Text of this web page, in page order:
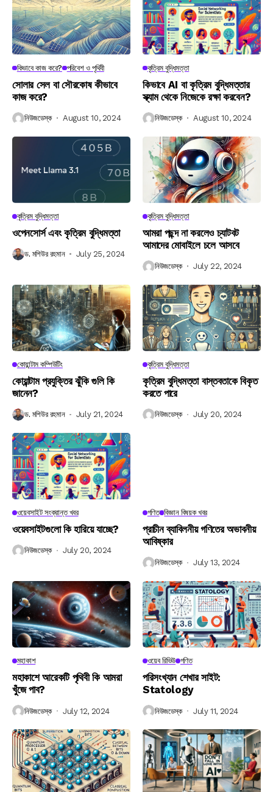
কিভাবে কাজ করে? পরিবেশ ও পৃথিবী
সোলার সেল বা সৌরকোষ কীভাবে
কাজ করে?
নিউজডেস্ক August 10, 2024
কৃত্রিম বুদ্ধিমত্তা
কিভাবে AI বা কৃত্রিম বুদ্ধিমত্তার
স্ক্যাম থেকে নিজেকে রক্ষা করবেন?
নিউজডেস্ক August 10, 2024
কৃত্রিম বুদ্ধিমত্তা
ওপেনসোর্স এবং কৃত্রিম বুদ্ধিমত্তা
ড. মশিউর রহমান July 25, 2024
কৃত্রিম বুদ্ধিমত্তা
আমরা পছন্দ না করলেও চ্যাটবট
আমাদের মোবাইলে চলে আসবে
নিউজডেস্ক July 22, 2024
কোয়ান্টাম কম্পিউটিং
কোয়ান্টাম প্রযুক্তির ঝুঁকি গুলি কি
জানেন?
ড. মশিউর রহমান July 21, 2024
কৃত্রিম বুদ্ধিমত্তা
কৃত্রিম বুদ্ধিমত্তা বাস্তবতাকে বিকৃত
করতে পারে
নিউজডেস্ক July 20, 2024
ওয়েবসাইট সংক্রান্ত খবর
ওয়েবসাইটগুলো কি হারিয়ে যাচ্ছে?
নিউজডেস্ক July 20, 2024
গণিত বিজ্ঞান বিষয়ক খবর
প্রাচীন ব্যাবিলনীয় গণিতের অভাবনীয়
আবিষ্কার
নিউজডেস্ক July 13, 2024
মহাকাশ
মহাকাশে আরেকটি পৃথিবী কি আমরা
খুঁজে পাব?
নিউজডেস্ক July 12, 2024
ওয়েব রিভিউ গণিত
পরিসংখ্যান শেখার সাইট:
Statology
নিউজডেস্ক July 11, 2024